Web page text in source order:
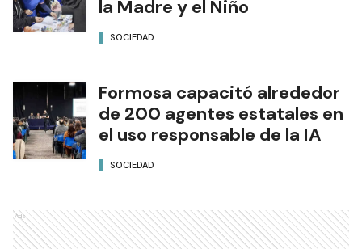
la Madre y el Niño
SOCIEDAD
Formosa capacitó alrededor
de 200 agentes estatales en
el uso responsable de la IA
SOCIEDAD
Ads